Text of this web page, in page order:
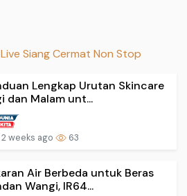
Siang Cermat Non Stop
Lengkap Urutan Skincare
dan Malam unt...
2 weeks ago 63
Air Berbeda untuk Beras
Wangi, IR64...